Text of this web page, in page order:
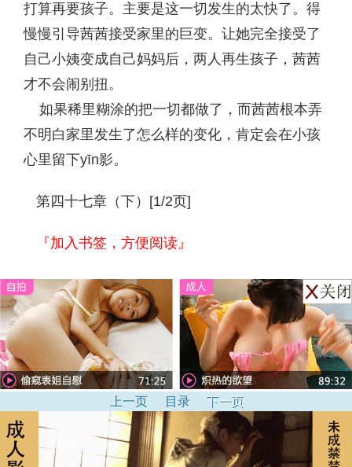
打算再要孩子。主要是这一切发生的太快了。得
慢慢引导茜茜接受家里的巨变。让她完全接受了
自己小姨变成自己妈妈后，两人再生孩子，茜茜
才不会闹别扭。
如果稀里糊涂的把一切都做了，而茜茜根本弄
不明白家里发生了怎么样的变化，肯定会在小孩
心里留下yīn影。
第四十七章（下）[1/2页]
『加入书签，方便阅读』
上一页 目录 下一页